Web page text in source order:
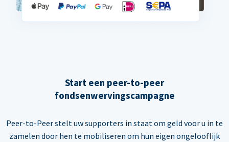
Start een peer-to-peer
fondsenwervingscampagne
Peer-to-Peer stelt uw supporters in staat om geld voor u in te
zamelen door hen te mobiliseren om hun eigen ongelooflijk